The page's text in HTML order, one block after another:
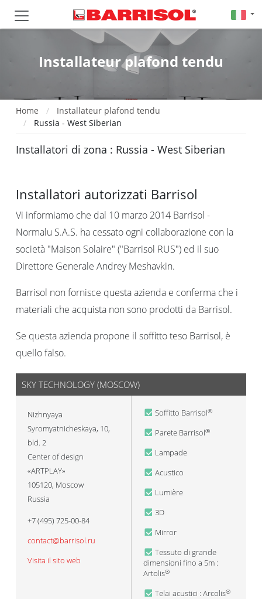
Installateur plafond tendu
Home
Installateur plafond tendu
Russia - West Siberian
Installatori di zona : Russia - West Siberian
Installatori autorizzati Barrisol
Vi informiamo che dal 10 marzo 2014 Barrisol -
Normalu S.A.S. ha cessato ogni collaborazione con la
società "Maison Solaire" ("Barrisol RUS") ed il suo
Direttore Generale Andrey Meshavkin.
Barrisol non fornisce questa azienda e conferma che i
materiali che acquista non sono prodotti da Barrisol.
Se questa azienda propone il soffitto teso Barrisol, è
quello falso.
SKY TECHNOLOGY (MOSCOW)
Nizhnyaya
Syromyatnicheskaya, 10,
bld. 2
Center of design
«ARTPLAY»
105120, Moscow
Russia
+7 (495) 725-00-84
contact@barrisol.ru
Visita il sito web
Soffitto Barrisol®
Parete Barrisol®
Lampade
Acustico
Lumière
3D
Mirror
Tessuto di grande
dimensioni fino a 5m :
Artolis®
Telai acustici : Arcolis®